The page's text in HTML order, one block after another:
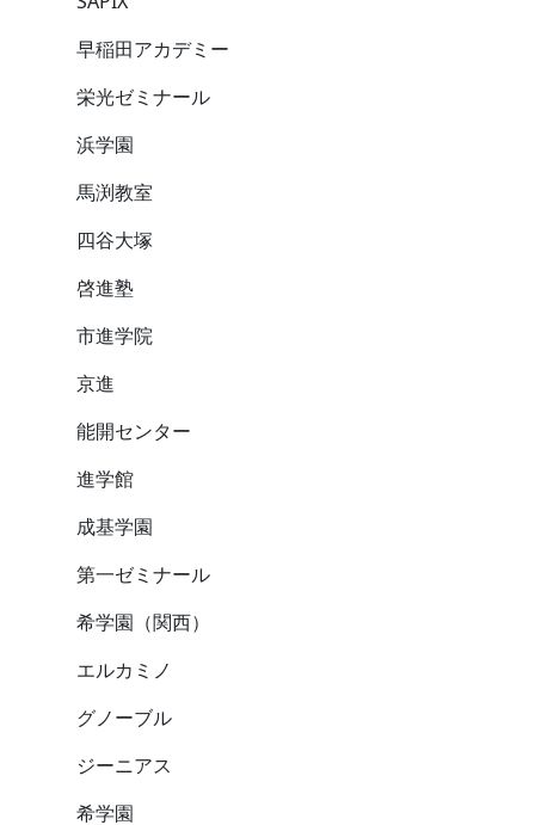
早稲田アカデミー
栄光ゼミナール
浜学園
馬渕教室
四谷大塚
啓進塾
市進学院
京進
能開センター
進学館
成基学園
第一ゼミナール
希学園（関西）
エルカミノ
グノーブル
ジーニアス
希学園